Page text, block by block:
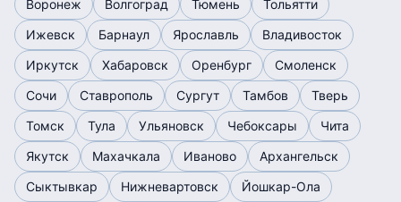
Воронеж Волгоград Тюмень
Тольятти
Ижевск
Барнаул Ярославль
Владивосток
Иркутск
Хабаровск Оренбург
Смоленск
Сочи
Ставрополь Сургут Тамбов
Тверь
Томск
Тула Ульяновск Чебоксары
Чита
Якутск
Махачкала Иваново
Архангельск
Сыктывкар
Нижневартовск
Йошкар-Ола